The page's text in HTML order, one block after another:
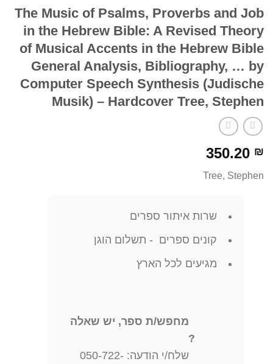
The Music of Psalms, Proverbs and Job
in the Hebrew Bible: A Revised Theory
of Musical Accents in the Hebrew Bible
General Analysis, Bibliography, … by
Computer Speech Synthesis (Judische
Musik) – Hardcover Tree, Stephen
350.20 ₪
Tree, Stephen
שרות איתור ספרים
קונים ספרים - תשלום הוגן
מגיעים לכל הארץ
מחפש/ת ספר, יש שאלה
?
שלח/י הודעה: 050-722-